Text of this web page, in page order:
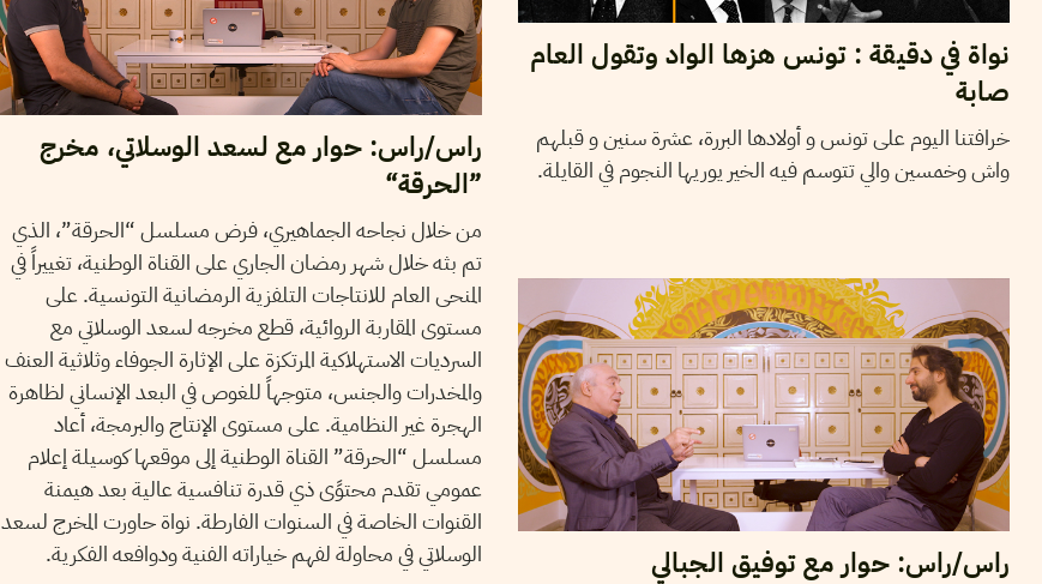
نواة في دقيقة : تونس هزها الواد وتقول العام
صابة
خرافتنا اليوم على تونس و أولادها البررة، عشرة سنين و قبلهم
واش وخمسين والي تتوسم فيه الخير يوريها النجوم في القايلة.
راس/راس: حوار مع لسعد الوسلاتي، مخرج
”الحرقة“
من خلال نجاحه الجماهيري، فرض مسلسل “الحرقة”، الذي
تم بثه خلال شهر رمضان الجاري على القناة الوطنية، تغييراً في
المنحى العام للانتاجات التلفزية الرمضانية التونسية. على
مستوى المقاربة الروائية، قطع مخرجه لسعد الوسلاتي مع
السرديات الاستهلاكية المرتكزة على الإثارة الجوفاء وثلاثية العنف
والمخدرات والجنس، متوجهاً للغوص في البعد الإنساني لظاهرة
الهجرة غير النظامية. على مستوى الإنتاج والبرمجة، أعاد
مسلسل “الحرقة” القناة الوطنية إلى موقعها كوسيلة إعلام
عمومي تقدم محتوًى ذي قدرة تنافسية عالية بعد هيمنة
القنوات الخاصة في السنوات الفارطة. نواة حاورت المخرج لسعد
الوسلاتي في محاولة لفهم خياراته الفنية ودوافعه الفكرية.
راس/راس: حوار مع توفيق الجبالي